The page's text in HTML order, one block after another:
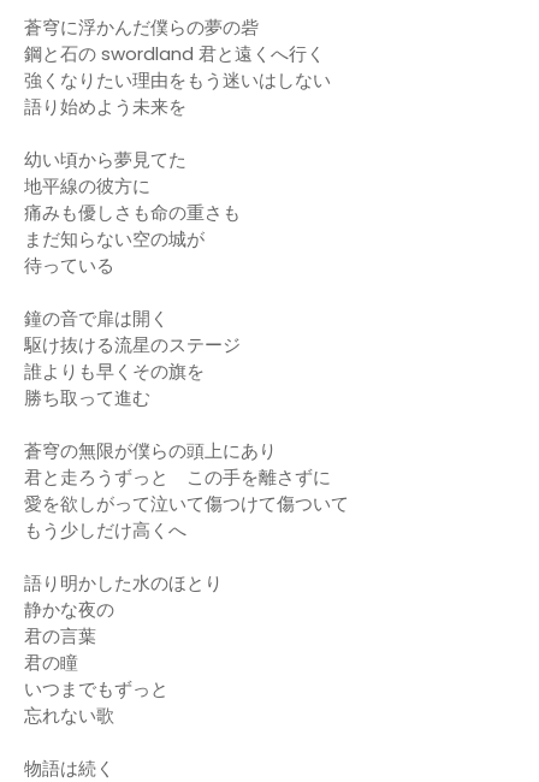
蒼穹に浮かんだ僕らの夢の砦
鋼と石の swordland 君と遠くへ行く
強くなりたい理由をもう迷いはしない
語り始めよう未来を
幼い頃から夢見てた
地平線の彼方に
痛みも優しさも命の重さも
まだ知らない空の城が
待っている
鐘の音で扉は開く
駆け抜ける流星のステージ
誰よりも早くその旗を
勝ち取って進む
蒼穹の無限が僕らの頭上にあり
君と走ろうずっと この手を離さずに
愛を欲しがって泣いて傷つけて傷ついて
もう少しだけ高くへ
語り明かした水のほとり
静かな夜の
君の言葉
君の瞳
いつまでもずっと
忘れない歌
物語は続く